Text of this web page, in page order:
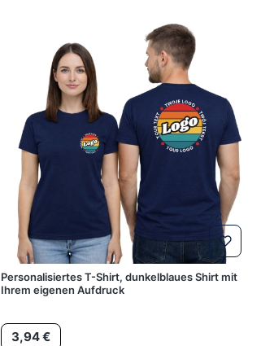
Personalisiertes T-Shirt, dunkelblaues Shirt mit
Ihrem eigenen Aufdruck
Preis
3,94 €